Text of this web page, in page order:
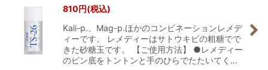
810円(税込)
Kali-p.、Mag-p.ほかのコンビネーションレメデ
ィーです。 レメディーはサトウキビの粗糖でで
きた砂糖玉です。 【ご使用方法】 ●レメディー
のビン底をトントンと手のひらでたたいてく…